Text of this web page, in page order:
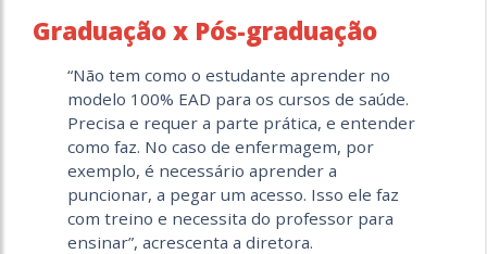
Graduação x Pós-graduação
“Não tem como o estudante aprender no
modelo 100% EAD para os cursos de saúde.
Precisa e requer a parte prática, e entender
como faz. No caso de enfermagem, por
exemplo, é necessário aprender a
puncionar, a pegar um acesso. Isso ele faz
com treino e necessita do professor para
ensinar”, acrescenta a diretora.